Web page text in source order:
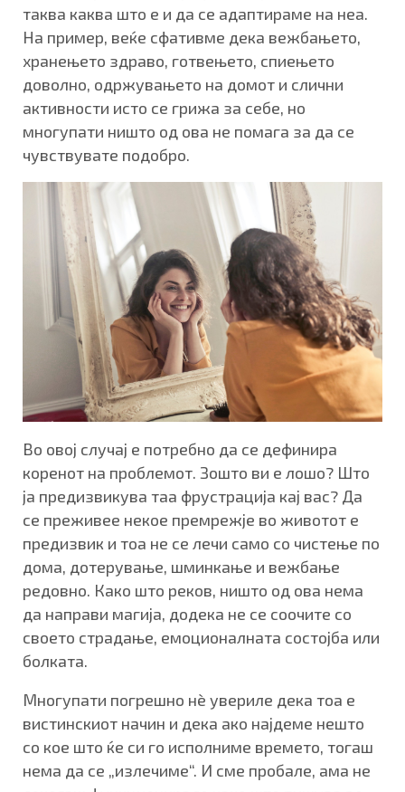
таква каква што е и да се адаптираме на неа.
На пример, веќе сфативме дека вежбањето,
хранењето здраво, готвењето, спиењето
доволно, одржувањето на домот и слични
активности исто се грижа за себе, но
многупати ништо од ова не помага за да се
чувствувате подобро.
Во овој случај е потребно да се дефинира
коренот на проблемот. Зошто ви е лошо? Што
ја предизвикува таа фрустрација кај вас? Да
се преживее некое премрежје во животот е
предизвик и тоа не се лечи само со чистење по
дома, дотерување, шминкање и вежбање
редовно. Како што реков, ништо од ова нема
да направи магија, додека не се соочите со
своето страдање, емоционалната состојба или
болката.
Многупати погрешно нè увериле дека тоа е
вистинскиот начин и дека ако најдеме нешто
со кое што ќе си го исполниме времето, тогаш
нема да се „излечиме“. И сме пробале, ама не